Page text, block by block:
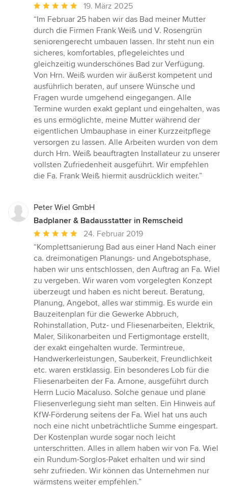
Durchschnittliche
Bewertung:
5
von
5
Sternen
19. März 2025
“Im Februar 25 haben wir das Bad meiner Mutter
durch die Firmen Frank Weiß und V. Rosengrün
seniorengerecht umbauen lassen. Ihr steht nun ein
sicheres, komfortables, pflegeleichtes und
gleichzeitig wunderschönes Bad zur Verfügung.
Von Hrn. Weiß wurden wir äußerst kompetent und
ausführlich beraten, auf unsere Wünsche und
Fragen wurde umgehend eingegangen. Alle
Termine wurden exakt geplant und eingehalten, was
es uns ermöglichte, meine Mutter während der
eigentlichen Umbauphase in einer Kurzzeitpflege
versorgen zu lassen. Alle Arbeiten wurden von dem
durch Hrn. Weiß beauftragten Installateur zu unserer
vollsten Zufriedenheit ausgeführt. Wir empfehlen
die Fa. Frank Weiß hiermit ausdrücklich weiter.”
Peter Wiel GmbH
Badplaner & Badausstatter in Remscheid
Durchschnittliche
Bewertung:
5
von
5
Sternen
24. Februar 2019
“Komplettsanierung Bad aus einer Hand Nach einer
ca. dreimonatigen Planungs- und Angebotsphase,
haben wir uns entschlossen, den Auftrag an Fa. Wiel
zu vergeben. Wir waren vom vorgelegten Konzept
überzeugt und haben es nicht bereut. Beratung,
Planung, Angebot, alles war stimmig. Es wurde ein
Bauzeitenplan für die Gewerke Abbruch,
Rohinstallation, Putz- und Fliesenarbeiten, Elektrik,
Maler, Silikonarbeiten und Fertigmontage erstellt,
der exakt eingehalten wurde. Termintreue,
Handwerkerleistungen, Sauberkeit, Freundlichkeit
etc. waren erstklassig. Ein besonderes Lob für die
Fliesenarbeiten der Fa. Arnone, ausgeführt durch
Herrn Lucio Macaluso. Solche genaue und plane
Fliesenverlegung sieht man selten. Ein Hinweis auf
KfW-Förderung seitens der Fa. Wiel hat uns auch
noch eine nicht unbeträchtliche Summe eingespart.
Der Kostenplan wurde sogar noch leicht
unterschritten. Alles in allem haben wir von Fa. Wiel
ein Rundum-Sorglos-Paket erhalten und wir sind
sehr zufrieden. Wir können das Unternehmen nur
wärmstens weiter empfehlen.”